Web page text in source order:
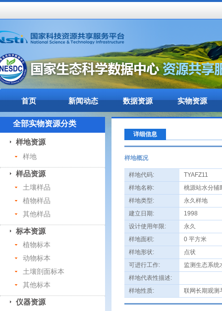
首页 新闻动态 数据资源 实物资源
全部实物资源分类
样地资源
样地
样品资源
土壤样品
植物样品
其他样品
标本资源
植物标本
动物标本
土壤剖面标本
其他标本
仪器资源
详细信息
样地概况
样地代码:
TYAFZ11
样地名称:
桃源站水分辅
样地类型:
永久样地
建立日期:
1998
设计使用年限:
永久
样地面积:
0 平方米
样地形状:
点状
可进行工作:
监测生态系统
样地代表性描述:
样地性质:
联网长期观测